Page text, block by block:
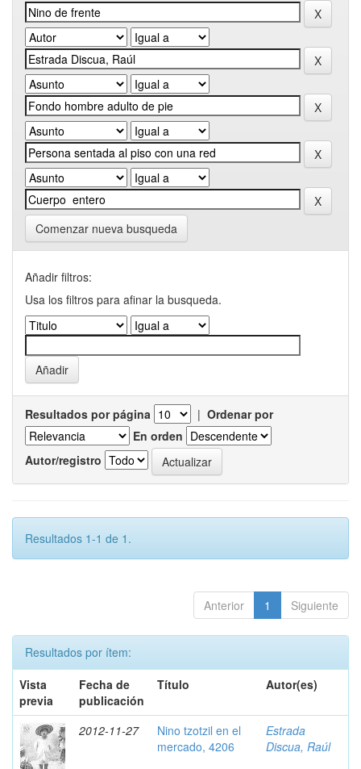
Comenzar nueva busqueda
Añadir filtros:
Usa los filtros para afinar la busqueda.
Resultados por página | Ordenar por
En orden
Autor/registro
Resultados 1-1 de 1.
Anterior 1 Siguiente
Resultados por ítem:
Vista
previa
Fecha de
publicación
Título Autor(es)
2012-11-27
Nino tzotzil en el
mercado, 4206
Estrada
Discua, Raúl